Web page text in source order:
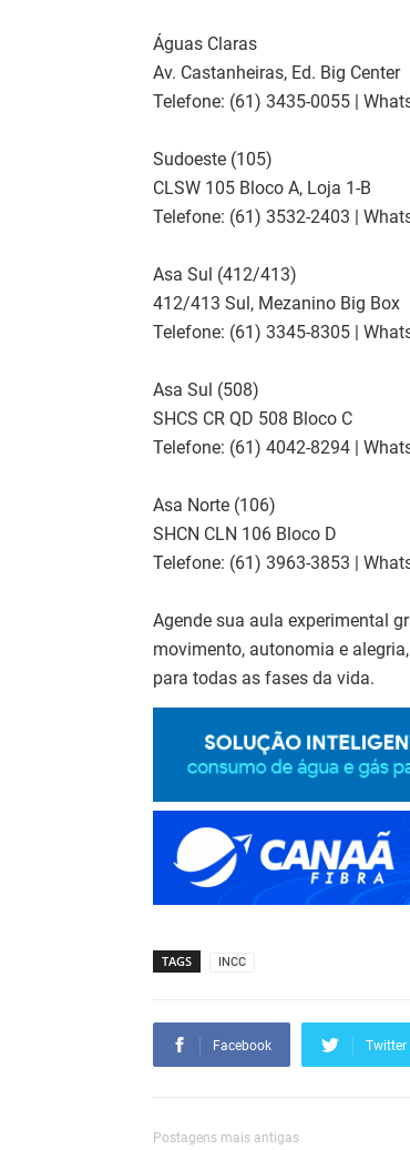
Águas Claras
Av. Castanheiras, Ed. Big Center
Telefone: (61) 3435-0055 |
Sudoeste (105)
CLSW 105 Bloco A, Loja 1-B
Telefone: (61) 3532-2403 |
Asa Sul (412/413)
412/413 Sul, Mezanino Big Box
Telefone: (61) 3345-8305 |
Asa Sul (508)
SHCS CR QD 508 Bloco C
Telefone: (61) 4042-8294 |
Asa Norte (106)
SHCN CLN 106 Bloco D
Telefone: (61) 3963-3853 |
Agende sua aula experimental
movimento, autonomia e
para todas as fases da vida.
TAGS INCC
Facebook Twitter
Postagens mais antigas